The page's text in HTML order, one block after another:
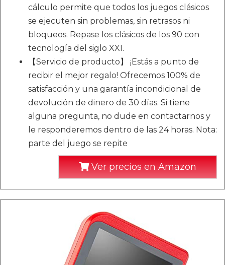
cálculo permite que todos los juegos clásicos
se ejecuten sin problemas, sin retrasos ni
bloqueos. Repase los clásicos de los 90 con
tecnología del siglo XXI.
【Servicio de producto】 ¡Estás a punto de
recibir el mejor regalo! Ofrecemos 100% de
satisfacción y una garantía incondicional de
devolución de dinero de 30 días. Si tiene
alguna pregunta, no dude en contactarnos y
le responderemos dentro de las 24 horas. Nota:
parte del juego se repite
Ver precios en Amazon